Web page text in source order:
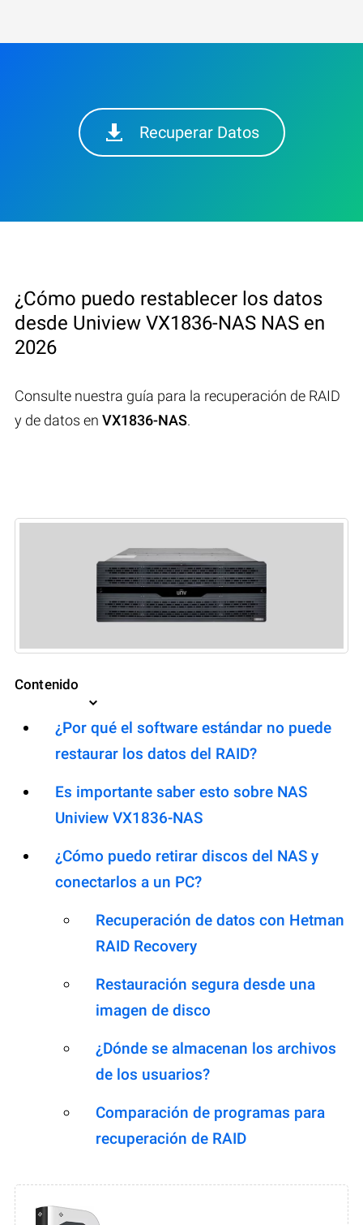
Recuperar Datos
¿Cómo puedo restablecer los datos
desde Uniview VX1836-NAS NAS en
2026
Consulte nuestra guía para la recuperación de RAID
y de datos en VX1836-NAS.
Contenido
¿Por qué el software estándar no puede
restaurar los datos del RAID?
Es importante saber esto sobre NAS
Uniview VX1836-NAS
¿Cómo puedo retirar discos del NAS y
conectarlos a un PC?
Recuperación de datos con Hetman
RAID Recovery
Restauración segura desde una
imagen de disco
¿Dónde se almacenan los archivos
de los usuarios?
Comparación de programas para
recuperación de RAID